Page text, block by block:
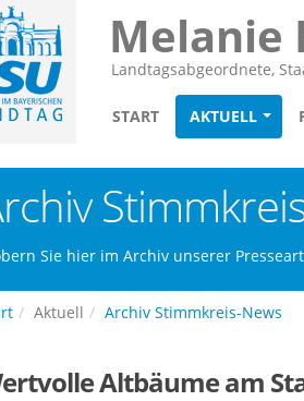
Melanie
Landtagsabgeordnete,
START AKTUELL
Sie hier im Archiv unserer
Aktuell Archiv Stimmkreis-News
Altbäume am